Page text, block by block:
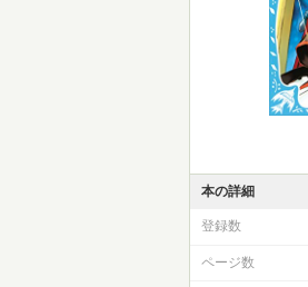
本の詳細
登録数
ページ数